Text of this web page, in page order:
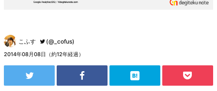
こふす (@_cofus)
2014年08月08日（約12年経過）